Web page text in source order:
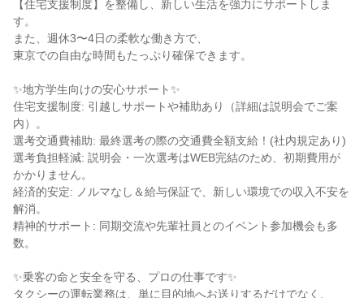
【住宅支援制度】を整備し、新しい生活を強力にサポートしま
す。
また、週休3〜4日の柔軟な働き方で、
東京での自由な時間もたっぷり確保できます。
✨地方学生向けの安心サポート✨
住宅支援制度: 引越しサポートや補助あり（詳細は説明会でご案
内）。
選考交通費補助: 最終選考の際の交通費全額支給！(社内規定あり)
選考負担軽減: 説明会・一次選考はWEB完結のため、初期費用が
かかりません。
経済的安定: ノルマなし＆給与保証で、新しい環境での収入不安を
解消。
精神的サポート: 同期交流や先輩社員とのイベント参加機会も多
数。
✨乗客の命と安全を守る、プロの仕事です✨
タクシーの運転業務は、単に目的地へお送りするだけでなく、